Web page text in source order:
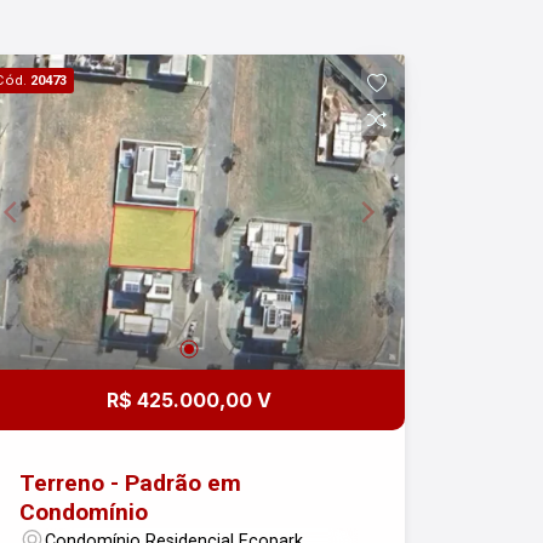
começa aqui!
20473
R$ 425.000,00 V
Terreno - Padrão em
Condomínio